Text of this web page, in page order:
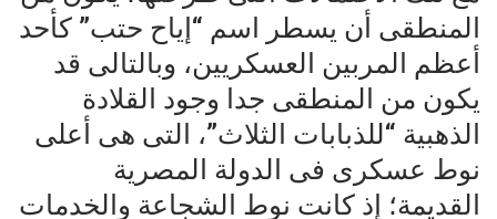
المنطقى أن يسطر اسم “إياح حتب” كأحد
أعظم المربين العسكريين، وبالتالى قد
يكون من المنطقى جدا وجود القلادة
الذهبية “للذبابات الثلاث”، التى هى أعلى
نوط عسكرى فى الدولة المصرية
القديمة؛ إذ كانت نوط الشجاعة والخدمات